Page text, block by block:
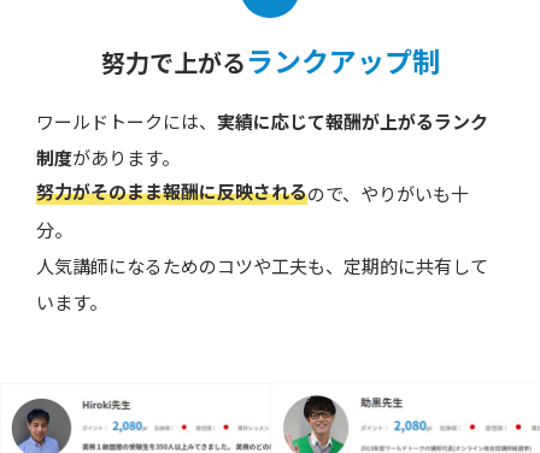
努力で上がるランクアップ制
ワールドトークには、 実績に応じて報酬が上がるランク
制度があります。
努力がそのまま報酬に反映されるので、やりがいも十
分。
人気講師になるためのコツや工夫も、定期的に共有して
います。